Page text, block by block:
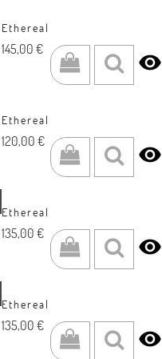
Ethereal
Prezzo
145,00 €

Ethereal
Prezzo
120,00 €

Ethereal
Prezzo
135,00 €

Ethereal
Prezzo
135,00 €
